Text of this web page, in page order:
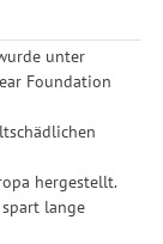
unter
Foundation
hergestellt.
lange